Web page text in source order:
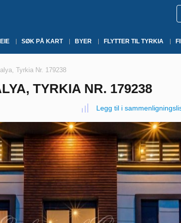
SØK PÅ KART BYER FLYTTER TIL TYRKIA
Tyrkia Nr. 179238
TYRKIA NR. 179238
Legg til i